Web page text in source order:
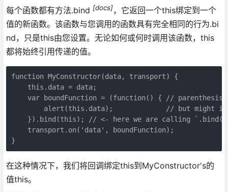
每个函数都有方法.bind [docs]，它返回一个this绑定到一个
值的新函数。该函数与您调用的函数具有完全相同的行为.bi
nd，只是this由您设置。无论如何或何时调用该函数，this
都将始终引用传递的值。
function MyConstructor(data, transport) {
    this.data = data;
var boundFunction = (function() { // parenthesis
alert(this.data);             // but might
}).bind(this); // <- here we are calling
    transport.on('data', boundFunction);
在这种情况下，我们将回调绑定this到MyConstructor's的
值this。